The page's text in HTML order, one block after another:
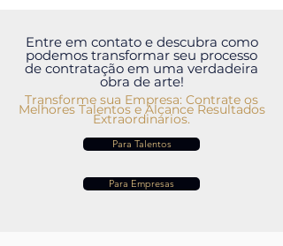
Entre em contato e descubra como
podemos transformar seu processo
de contratação em uma verdadeira
obra de arte!
Transforme sua Empresa: Contrate os
Melhores Talentos e Alcance Resultados
Extraordinários.
Para Talentos
Para Empresas